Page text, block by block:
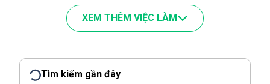
XEM THÊM VIỆC LÀM
Tìm kiếm gần đây